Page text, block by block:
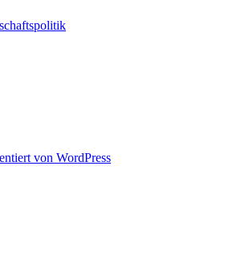
von WordPress